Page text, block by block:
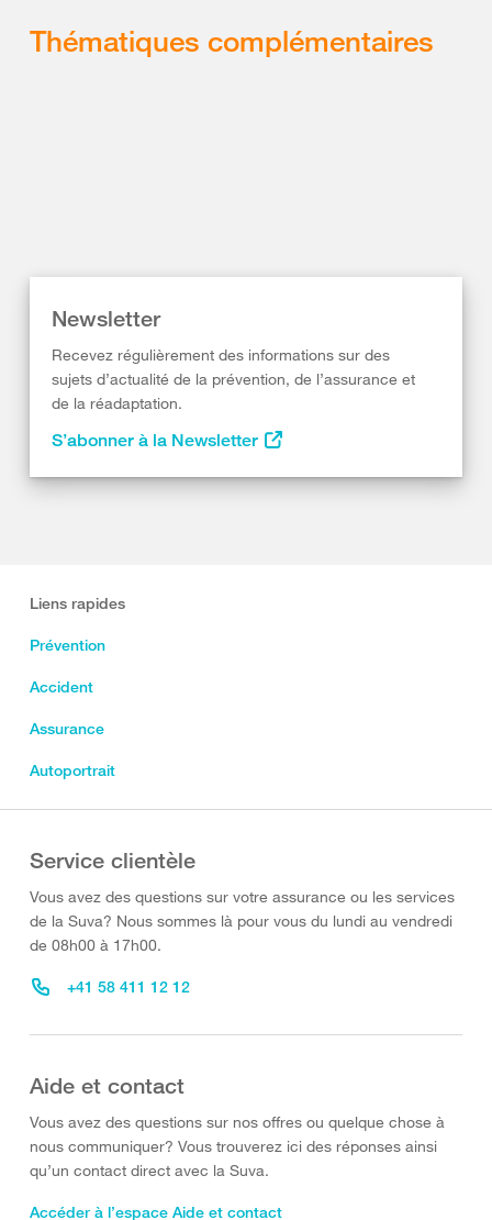
Thématiques complémentaires
Newsletter
Recevez régulièrement des informations sur des
sujets d’actualité de la prévention, de l’assurance et
de la réadaptation.
S’abonner à la Newsletter
Liens rapides
Prévention
Accident
Assurance
Autoportrait
Service clientèle
Vous avez des questions sur votre assurance ou les services
de la Suva? Nous sommes là pour vous du lundi au vendredi
de 08h00 à 17h00.
+41 58 411 12 12
Aide et contact
Vous avez des questions sur nos offres ou quelque chose à
nous communiquer? Vous trouverez ici des réponses ainsi
qu’un contact direct avec la Suva.
Accéder à l’espace Aide et contact